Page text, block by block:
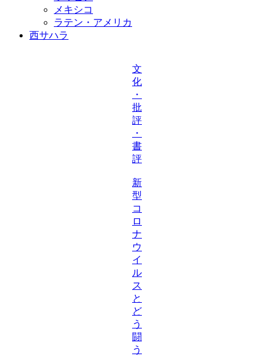
メキシコ
ラテン・アメリカ
西サハラ
文
化
・
批
評
・
書
評
新
型
コ
ロ
ナ
ウ
イ
ル
ス
と
ど
う
闘
う